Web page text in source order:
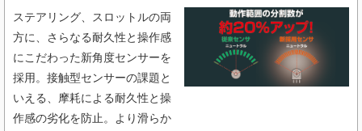
ステアリング、スロットルの両
方に、さらなる耐久性と操作感
にこだわった新角度センサーを
採用。接触型センサーの課題と
いえる、摩耗による耐久性と操
作感の劣化を防止。より滑らか